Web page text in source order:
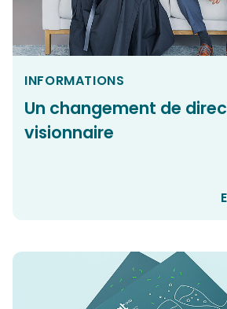
INFORMATIONS
Un changement de
visionnaire